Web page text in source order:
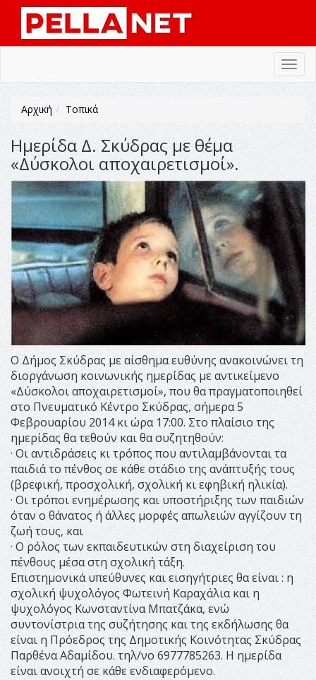
Αρχική Τοπικά
Ημερίδα Δ. Σκύδρας με θέμα
«Δύσκολοι αποχαιρετισμοί».
Ο Δήμος Σκύδρας με αίσθημα ευθύνης ανακοινώνει τη
διοργάνωση κοινωνικής ημερίδας με αντικείμενο
«Δύσκολοι αποχαιρετισμοί», που θα πραγματοποιηθεί
στο Πνευματικό Κέντρο Σκύδρας, σήμερα 5
Φεβρουαρίου 2014 κι ώρα 17:00. Στο πλαίσιο της
ημερίδας θα τεθούν και θα συζητηθούν:
· Οι αντιδράσεις κι τρόπος που αντιλαμβάνονται τα
παιδιά το πένθος σε κάθε στάδιο της ανάπτυξής τους
(βρεφική, προσχολική, σχολική κι εφηβική ηλικία).
· Οι τρόποι ενημέρωσης και υποστήριξης των παιδιών
όταν ο θάνατος ή άλλες μορφές απωλειών αγγίζουν τη
ζωή τους, και
· Ο ρόλος των εκπαιδευτικών στη διαχείριση του
πένθους μέσα στη σχολική τάξη.
Επιστημονικά υπεύθυνες και εισηγήτριες θα είναι : η
σχολική ψυχολόγος Φωτεινή Καραχάλια και η
ψυχολόγος Κωνσταντίνα Μπατζάκα, ενώ
συντονίστρια της συζήτησης και της εκδήλωσης θα
είναι η Πρόεδρος της Δημοτικής Κοινότητας Σκύδρας
Παρθένα Αδαμίδου. τηλ/νο 6977785263. Η ημερίδα
είναι ανοιχτή σε κάθε ενδιαφερόμενο.